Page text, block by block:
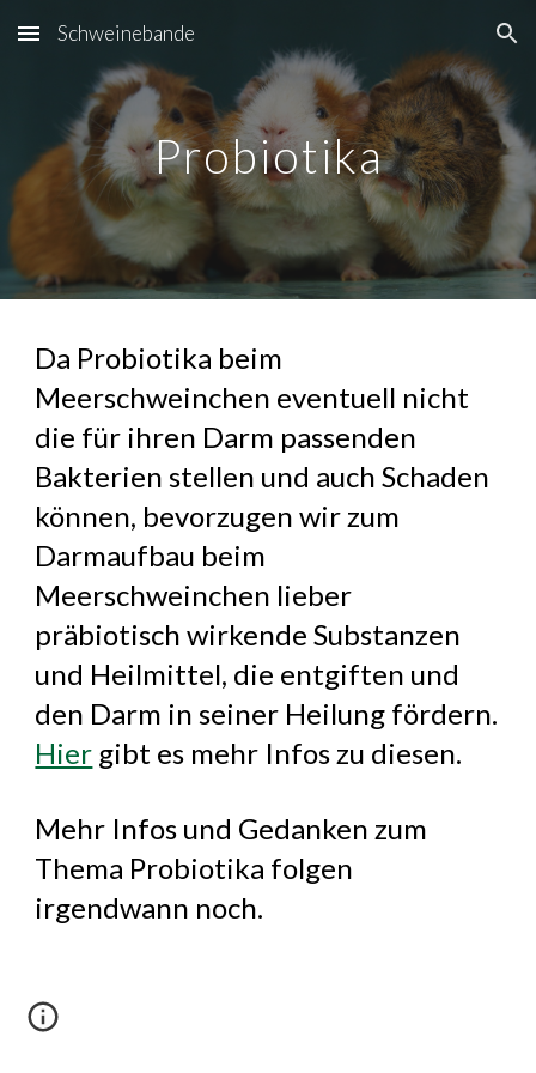
Skip to main content Skip to navigation
Schweinebande
Probiotika
Da Probiotika beim
Meerschweinchen eventuell nicht
die für ihren Darm passenden
Bakterien stellen und auch Schaden
können, bevorzugen wir zum
Darmaufbau beim
Meerschweinchen lieber
präbiotisch wirkende Substanzen
und Heilmittel, die entgiften und
den Darm in seiner Heilung fördern.
Hier gibt es mehr Infos zu diesen.
Mehr Infos und Gedanken zum
Thema Probiotika folgen
irgendwann noch.